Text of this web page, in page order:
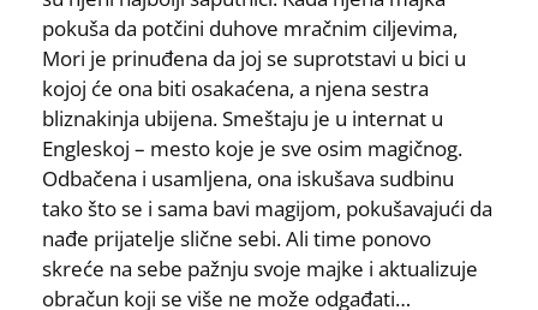
pokuša da potčini duhove mračnim ciljevima,
Mori je prinuđena da joj se suprotstavi u bici u
kojoj će ona biti osakaćena, a njena sestra
bliznakinja ubijena. Smeštaju je u internat u
Engleskoj – mesto koje je sve osim magičnog.
Odbačena i usamljena, ona iskušava sudbinu
tako što se i sama bavi magijom, pokušavajući da
nađe prijatelje slične sebi. Ali time ponovo
skreće na sebe pažnju svoje majke i aktualizuje
obračun koji se više ne može odgađati…